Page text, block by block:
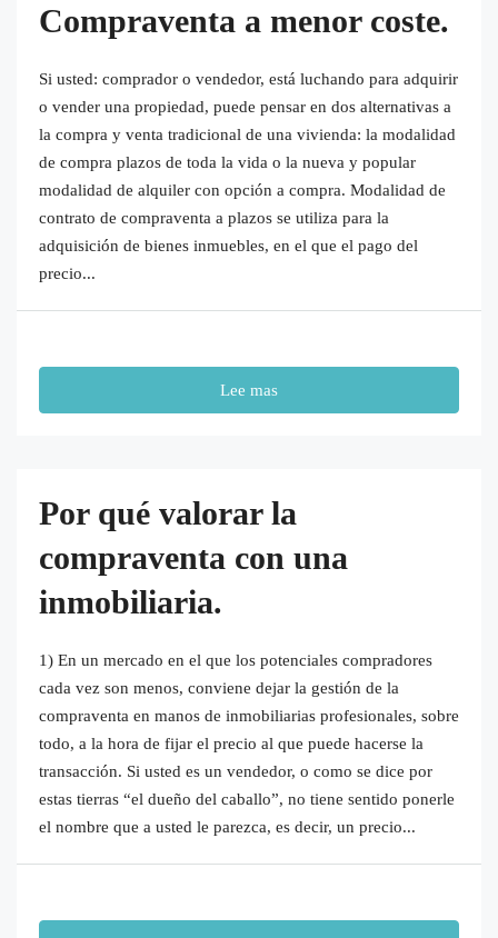
Compraventa a menor coste.
Si usted: comprador o vendedor, está luchando para adquirir
o vender una propiedad, puede pensar en dos alternativas a
la compra y venta tradicional de una vivienda: la modalidad
de compra plazos de toda la vida o la nueva y popular
modalidad de alquiler con opción a compra. Modalidad de
contrato de compraventa a plazos se utiliza para la
adquisición de bienes inmuebles, en el que el pago del
precio...
Lee mas
Por qué valorar la
compraventa con una
inmobiliaria.
1) En un mercado en el que los potenciales compradores
cada vez son menos, conviene dejar la gestión de la
compraventa en manos de inmobiliarias profesionales, sobre
todo, a la hora de fijar el precio al que puede hacerse la
transacción. Si usted es un vendedor, o como se dice por
estas tierras “el dueño del caballo”, no tiene sentido ponerle
el nombre que a usted le parezca, es decir, un precio...